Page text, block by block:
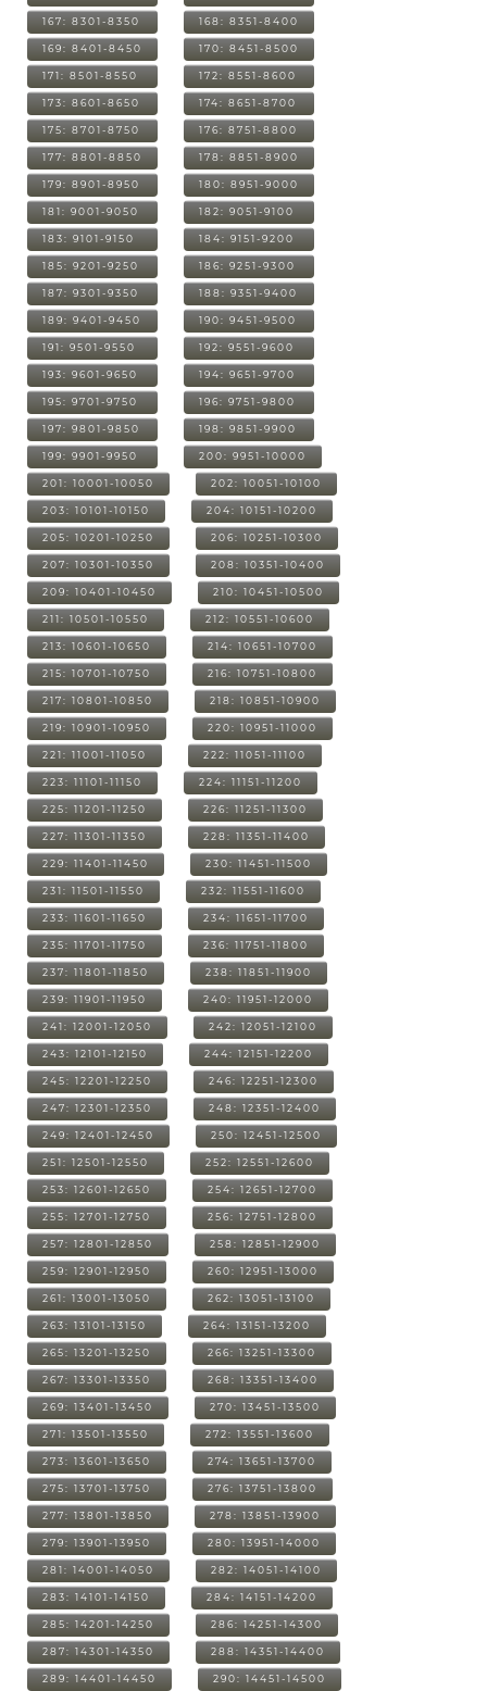
167: 8301-8350 168: 8351-8400
169: 8401-8450 170: 8451-8500
171: 8501-8550 172: 8551-8600
173: 8601-8650 174: 8651-8700
175: 8701-8750 176: 8751-8800
177: 8801-8850 178: 8851-8900
179: 8901-8950 180: 8951-9000
181: 9001-9050 182: 9051-9100
183: 9101-9150 184: 9151-9200
185: 9201-9250 186: 9251-9300
187: 9301-9350 188: 9351-9400
189: 9401-9450 190: 9451-9500
191: 9501-9550 192: 9551-9600
193: 9601-9650 194: 9651-9700
195: 9701-9750 196: 9751-9800
197: 9801-9850 198: 9851-9900
199: 9901-9950 200: 9951-10000
201: 10001-10050 202: 10051-10100
203: 10101-10150 204: 10151-10200
205: 10201-10250 206: 10251-10300
207: 10301-10350 208: 10351-10400
209: 10401-10450 210: 10451-10500
211: 10501-10550 212: 10551-10600
213: 10601-10650 214: 10651-10700
215: 10701-10750 216: 10751-10800
217: 10801-10850 218: 10851-10900
219: 10901-10950 220: 10951-11000
221: 11001-11050 222: 11051-11100
223: 11101-11150 224: 11151-11200
225: 11201-11250 226: 11251-11300
227: 11301-11350 228: 11351-11400
229: 11401-11450 230: 11451-11500
231: 11501-11550 232: 11551-11600
233: 11601-11650 234: 11651-11700
235: 11701-11750 236: 11751-11800
237: 11801-11850 238: 11851-11900
239: 11901-11950 240: 11951-12000
241: 12001-12050 242: 12051-12100
243: 12101-12150 244: 12151-12200
245: 12201-12250 246: 12251-12300
247: 12301-12350 248: 12351-12400
249: 12401-12450 250: 12451-12500
251: 12501-12550 252: 12551-12600
253: 12601-12650 254: 12651-12700
255: 12701-12750 256: 12751-12800
257: 12801-12850 258: 12851-12900
259: 12901-12950 260: 12951-13000
261: 13001-13050 262: 13051-13100
263: 13101-13150 264: 13151-13200
265: 13201-13250 266: 13251-13300
267: 13301-13350 268: 13351-13400
269: 13401-13450 270: 13451-13500
271: 13501-13550 272: 13551-13600
273: 13601-13650 274: 13651-13700
275: 13701-13750 276: 13751-13800
277: 13801-13850 278: 13851-13900
279: 13901-13950 280: 13951-14000
281: 14001-14050 282: 14051-14100
283: 14101-14150 284: 14151-14200
285: 14201-14250 286: 14251-14300
287: 14301-14350 288: 14351-14400
289: 14401-14450 290: 14451-14500